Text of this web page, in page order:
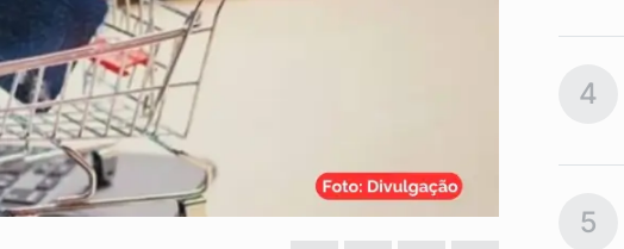
de
de
14
15
Vagas de Emprego em São
Gonçalo:…
4
5